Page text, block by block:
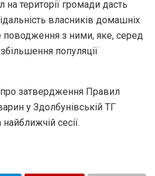
території громади дасть
власників домашніх
поводження з ними, яке, серед
популяції
про затвердження Правил
у Здолбунівській ТГ
сесії.